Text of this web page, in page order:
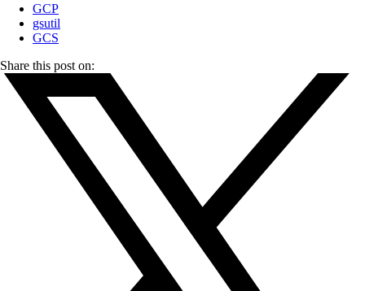
GCP
gsutil
GCS
Share this post on: